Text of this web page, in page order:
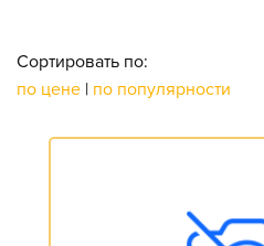
Сортировать по:
по цене | по популярности